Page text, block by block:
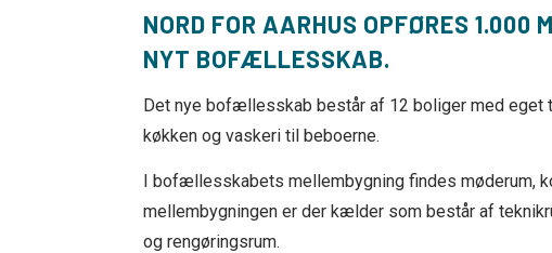
NORD FOR AARHUS OPFØRES 1.000 M
NYT BOFÆLLESSKAB.
Det nye bofællesskab består af 12 boliger med
køkken og vaskeri til beboerne.
I bofællesskabets mellembygning findes møderum,
mellembygningen er der kælder som består af
og rengøringsrum.